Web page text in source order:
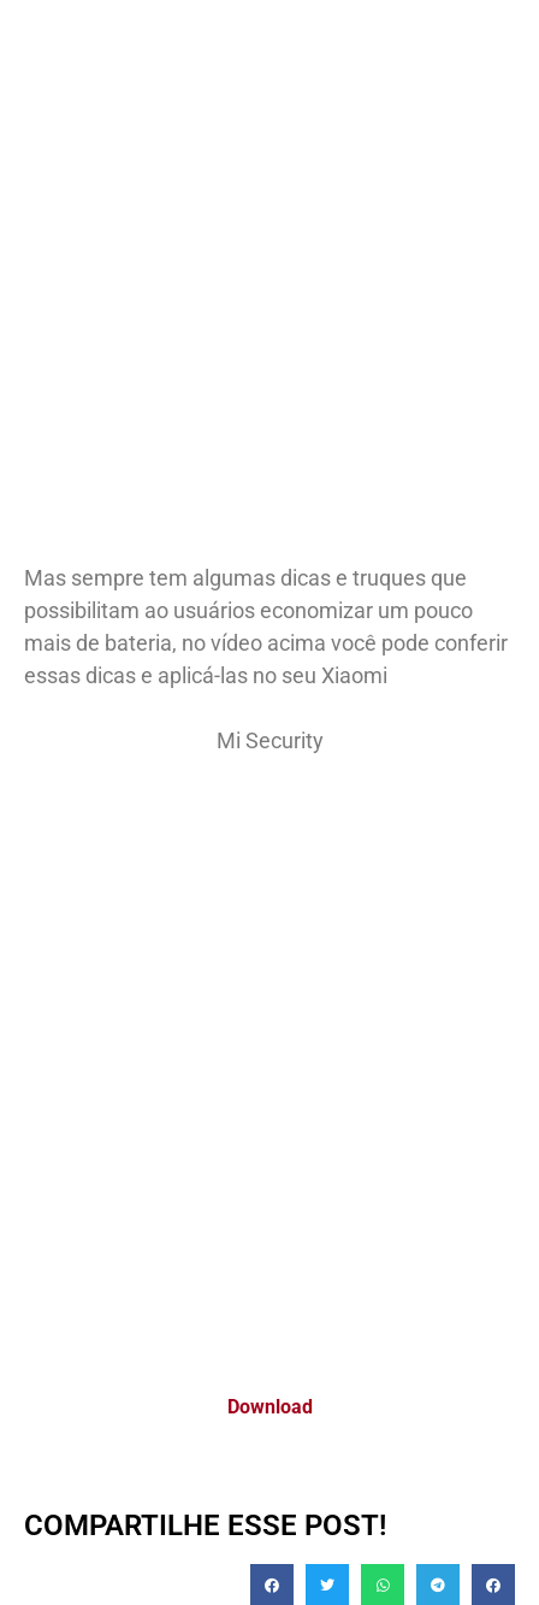
Mas sempre tem algumas dicas e truques que
possibilitam ao usuários economizar um pouco
mais de bateria, no vídeo acima você pode conferir
essas dicas e aplicá-las no seu Xiaomi
Mi Security
Download
COMPARTILHE ESSE POST!